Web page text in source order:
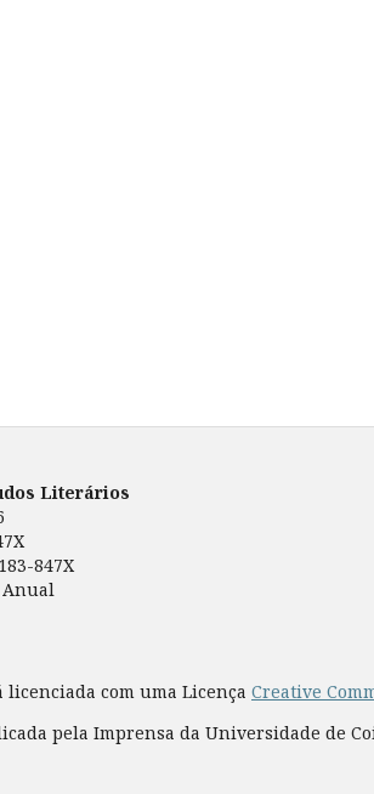
Literários
847X
Anual
licenciada com uma Licença Creative
pela Imprensa da Universidade de